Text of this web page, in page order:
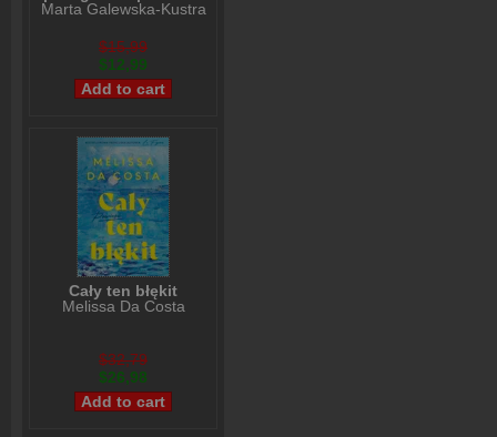
Marta Galewska-Kustra
$15,99
$12,99
Cały ten błękit
Melissa Da Costa
$32,79
$26,98